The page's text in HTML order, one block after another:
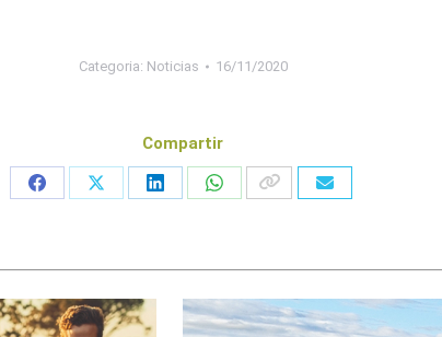
Categoria: Noticias 16/11/2020
Compartir
Share
Share
Share
Share